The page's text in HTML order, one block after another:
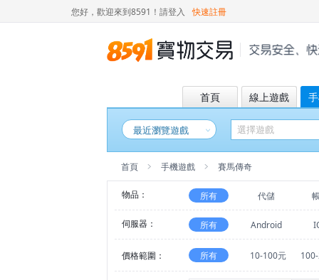
您好，歡迎來到8591！ 請登入 快速註冊
首頁 線上遊戲
最近瀏覽遊戲
首頁 手機遊戲 賽馬傳奇
物品： 所有 代儲
伺服器： 所有 Android
價格範圍： 所有 10-100元